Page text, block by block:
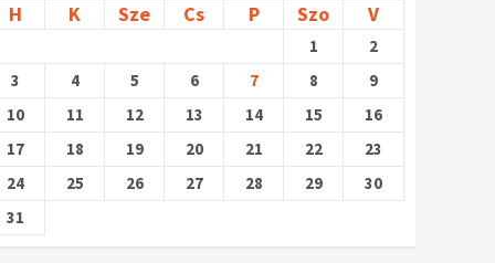
H K Sze Cs P Szo V
1
2
3
4 5 6 7 8
9
10
11 12 13 14 15
16
17
18 19 20 21 22
23
24
25 26 27 28 29
30
31